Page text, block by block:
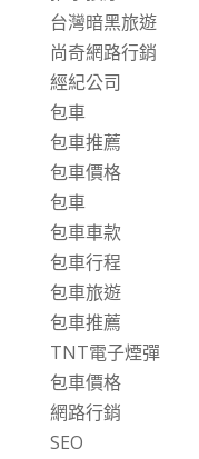
台灣暗黑旅遊
尚奇網路行銷
經紀公司
包車
包車推薦
包車價格
包車
包車車款
包車行程
包車旅遊
包車推薦
TNT電子煙彈
包車價格
網路行銷
SEO